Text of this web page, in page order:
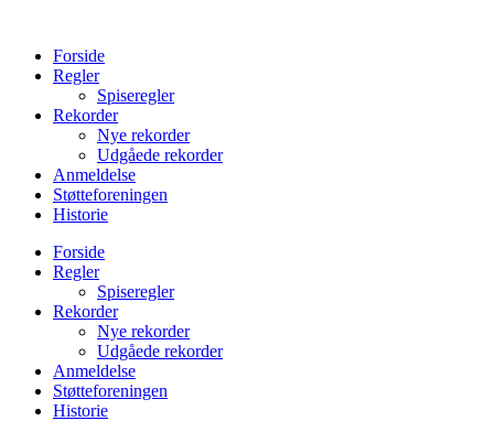
indholdForside
Regler
Spiseregler
Rekorder
Nye rekorder
Udgåede rekorder
Anmeldelse
Støtteforeningen
Historie
Forside
Regler
Spiseregler
Rekorder
Nye rekorder
Udgåede rekorder
Anmeldelse
Støtteforeningen
Historie